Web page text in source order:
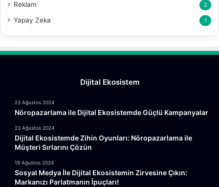
Reklam 2
Yapay Zeka 1
Dijital Ekosistem
23 Ağustos 2024
Nöropazarlama ile Dijital Ekosistemde Güçlü Kampanyalar
23 Ağustos 2024
Dijital Ekosistemde Zihin Oyunları: Nöropazarlama ile
Müşteri Sırlarını Çözün
19 Ağustos 2024
Sosyal Medya İle Dijital Ekosistemin Zirvesine Çıkın:
Markanızı Parlatmanın İpuçları!